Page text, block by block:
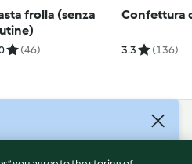
frolla (senza
(46)
Confettura
3.3 (136)